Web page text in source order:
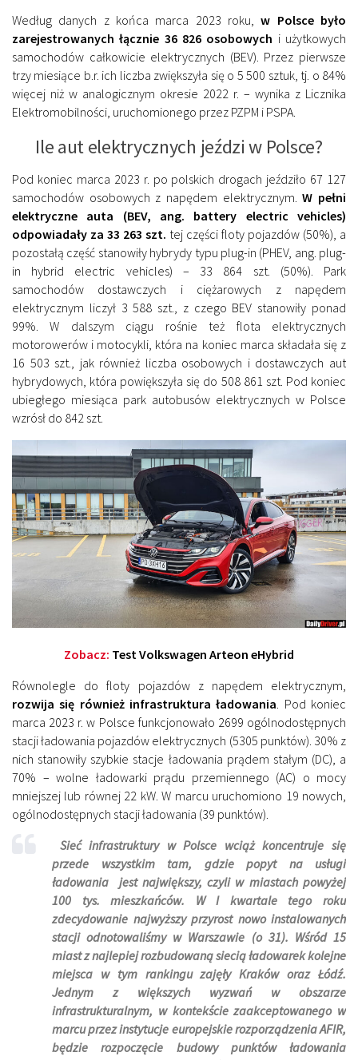
Według danych z końca marca 2023 roku,w Polsce było
zarejestrowanych łącznie 36 826 osobowych i użytkowych
samochodów całkowicie elektrycznych (BEV). Przez pierwsze
trzy miesiące b.r. ich liczba zwiększyła się o 5 500 sztuk, tj. o 84%
więcej niż w analogicznym okresie 2022 r. – wynika z Licznika
Elektromobilności, uruchomionego przez PZPM i PSPA.
Ile aut elektrycznych jeździ w Polsce?
Pod koniec marca 2023 r. po polskich drogach jeździło 67 127
samochodów osobowych z napędem elektrycznym.W pełni
elektryczne auta (BEV, ang. battery electric vehicles)
odpowiadały za 33 263 szt. tej części floty pojazdów (50%), a
pozostałą część stanowiły hybrydy typu plug-in (PHEV, ang. plug-
in hybrid electric vehicles) – 33 864 szt. (50%). Park
samochodów dostawczych i ciężarowych z napędem
elektrycznym liczył 3 588 szt., z czego BEV stanowiły ponad
99%. W dalszym ciągu rośnie też flota elektrycznych
motorowerów i motocykli, która na koniec marca składała się z
16 503 szt., jak również liczba osobowych i dostawczych aut
hybrydowych, która powiększyła się do 508 861 szt. Pod koniec
ubiegłego miesiąca park autobusów elektrycznych w Polsce
wzrósł do 842 szt.
Zobacz: Test Volkswagen Arteon eHybrid
Równolegle do floty pojazdów z napędem elektrycznym,
rozwija się również infrastruktura ładowania. Pod koniec
marca 2023 r. w Polsce funkcjonowało 2699 ogólnodostępnych
stacji ładowania pojazdów elektrycznych (5305 punktów). 30% z
nich stanowiły szybkie stacje ładowania prądem stałym (DC), a
70% – wolne ładowarki prądu przemiennego (AC) o mocy
mniejszej lub równej 22 kW. W marcu uruchomiono 19 nowych,
ogólnodostępnych stacji ładowania (39 punktów).
Sieć infrastruktury w Polsce wciąż koncentruje się
przede wszystkim tam, gdzie popyt na usługi
ładowania jest największy, czyli w miastach powyżej
100 tys. mieszkańców. W I kwartale tego roku
zdecydowanie najwyższy przyrost nowo instalowanych
stacji odnotowaliśmy w Warszawie (o 31). Wśród 15
miast z najlepiej rozbudowaną siecią ładowarek kolejne
miejsca w tym rankingu zajęły Kraków oraz Łódź.
Jednym z większych wyzwań w obszarze
infrastrukturalnym, w kontekście zaakceptowanego w
marcu przez instytucje europejskie rozporządzenia AFIR,
będzie rozpoczęcie budowy punktów ładowania